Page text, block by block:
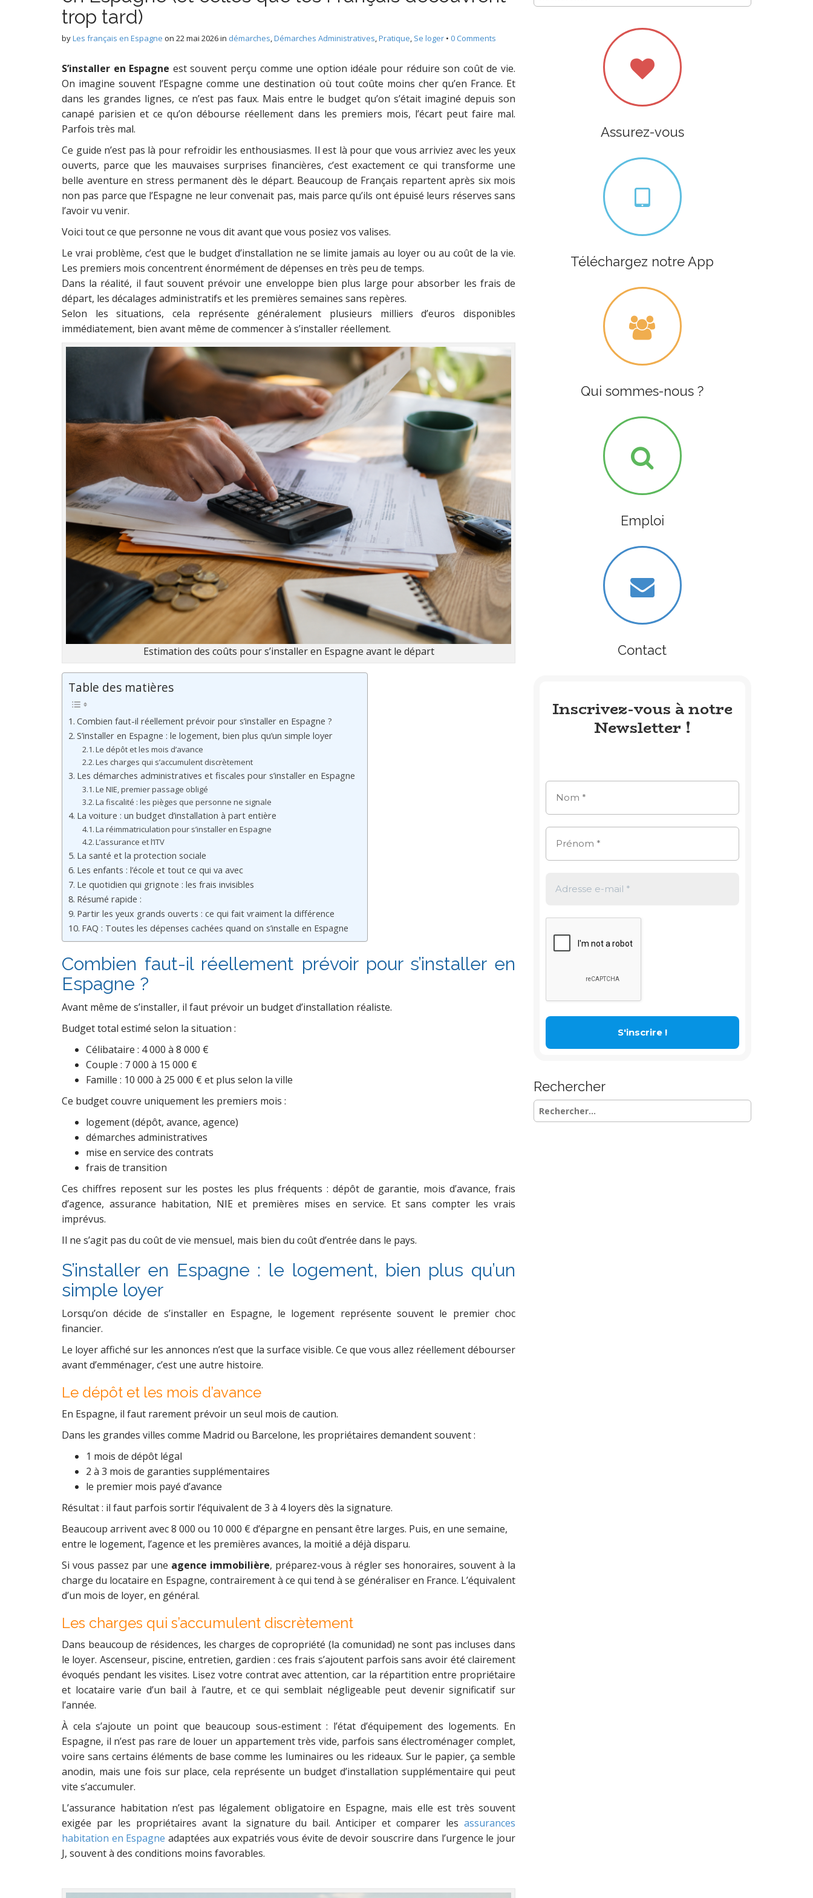
trop tard)
byLes français en Espagne on 22 mai 2026in démarches,Démarches Administratives,Pratique, Se loger • 0 Comments
S’installer en Espagne est souvent perçu comme une option idéale pour réduire son coût de vie.
On imagine souvent l’Espagne comme une destination où tout coûte moins cher qu’en France. Et
dans les grandes lignes, ce n’est pas faux. Mais entre le budget qu’on s’était imaginé depuis son
canapé parisien et ce qu’on débourse réellement dans les premiers mois, l’écart peut faire mal.
Parfois très mal.
Ce guide n’est pas là pour refroidir les enthousiasmes. Il est là pour que vous arriviez avec les yeux
ouverts, parce que les mauvaises surprises financières, c’est exactement ce qui transforme une
belle aventure en stress permanent dès le départ. Beaucoup de Français repartent après six mois
non pas parce que l’Espagne ne leur convenait pas, mais parce qu’ils ont épuisé leurs réserves sans
l’avoir vu venir.
Voici tout ce que personne ne vous dit avant que vous posiez vos valises.
Le vrai problème, c’est que le budget d’installation ne se limite jamais au loyer ou au coût de la vie.
Les premiers mois concentrent énormément de dépenses en très peu de temps.
Dans la réalité, il faut souvent prévoir une enveloppe bien plus large pour absorber les frais de
départ, les décalages administratifs et les premières semaines sans repères.
Selon les situations, cela représente généralement plusieurs milliers d’euros disponibles
immédiatement, bien avant même de commencer à s’installer réellement.
Estimation des coûts pour s’installer en Espagne avant le départ
Table des matières
Combien faut-il réellement prévoir pour s’installer en Espagne ?
S’installer en Espagne : le logement, bien plus qu’un simple loyer
Le dépôt et les mois d’avance
Les charges qui s’accumulent discrètement
Les démarches administratives et fiscales pour s’installer en Espagne
Le NIE, premier passage obligé
La fiscalité : les pièges que personne ne signale
La voiture : un budget d’installation à part entière
La réimmatriculation pour s’installer en Espagne
L’assurance et l’ITV
La santé et la protection sociale
Les enfants : l’école et tout ce qui va avec
Le quotidien qui grignote : les frais invisibles
Résumé rapide :
Partir les yeux grands ouverts : ce qui fait vraiment la différence
FAQ : Toutes les dépenses cachées quand on s’installe en Espagne
Combien faut-il réellement prévoir pour s’installer en
Espagne ?
Avant même de s’installer, il faut prévoir un budget d’installation réaliste.
Budget total estimé selon la situation :
Célibataire : 4 000 à 8 000 €
Couple : 7 000 à 15 000 €
Famille : 10 000 à 25 000 € et plus selon la ville
Ce budget couvre uniquement les premiers mois :
logement (dépôt, avance, agence)
démarches administratives
mise en service des contrats
frais de transition
Ces chiffres reposent sur les postes les plus fréquents : dépôt de garantie, mois d’avance, frais
d’agence, assurance habitation, NIE et premières mises en service. Et sans compter les vrais
imprévus.
Il ne s’agit pas du coût de vie mensuel, mais bien du coût d’entrée dans le pays.
S’installer en Espagne : le logement, bien plus qu’un
simple loyer
Lorsqu’on décide de s’installer en Espagne, le logement représente souvent le premier choc
financier.
Le loyer affiché sur les annonces n’est que la surface visible. Ce que vous allez réellement débourser
avant d’emménager, c’est une autre histoire.
Le dépôt et les mois d’avance
En Espagne, il faut rarement prévoir un seul mois de caution.
Dans les grandes villes comme Madrid ou Barcelone, les propriétaires demandent souvent :
1 mois de dépôt légal
2 à 3 mois de garanties supplémentaires
le premier mois payé d’avance
Résultat : il faut parfois sortir l’équivalent de 3 à 4 loyers dès la signature.
Beaucoup arrivent avec 8 000 ou 10 000 € d’épargne en pensant être larges. Puis, en une semaine,
entre le logement, l’agence et les premières avances, la moitié a déjà disparu.
Si vous passez par une agence immobilière, préparez-vous à régler ses honoraires, souvent à la
charge du locataire en Espagne, contrairement à ce qui tend à se généraliser en France. L’équivalent
d’un mois de loyer, en général.
Les charges qui s’accumulent discrètement
Dans beaucoup de résidences, les charges de copropriété (la comunidad) ne sont pas incluses dans
le loyer. Ascenseur, piscine, entretien, gardien : ces frais s’ajoutent parfois sans avoir été clairement
évoqués pendant les visites. Lisez votre contrat avec attention, car la répartition entre propriétaire
et locataire varie d’un bail à l’autre, et ce qui semblait négligeable peut devenir significatif sur
l’année.
À cela s’ajoute un point que beaucoup sous-estiment : l’état d’équipement des logements. En
Espagne, il n’est pas rare de louer un appartement très vide, parfois sans électroménager complet,
voire sans certains éléments de base comme les luminaires ou les rideaux. Sur le papier, ça semble
anodin, mais une fois sur place, cela représente un budget d’installation supplémentaire qui peut
vite s’accumuler.
L’assurance habitation n’est pas légalement obligatoire en Espagne, mais elle est très souvent
exigée par les propriétaires avant la signature du bail. Anticiper et comparer les assurances
habitation en Espagne adaptées aux expatriés vous évite de devoir souscrire dans l’urgence le jour
J, souvent à des conditions moins favorables.
Assurez-vous
Téléchargez notre App
Qui sommes-nous ?
Emploi
Contact
Inscrivez-vous à notre
Newsletter !
Rechercher
Rechercher :